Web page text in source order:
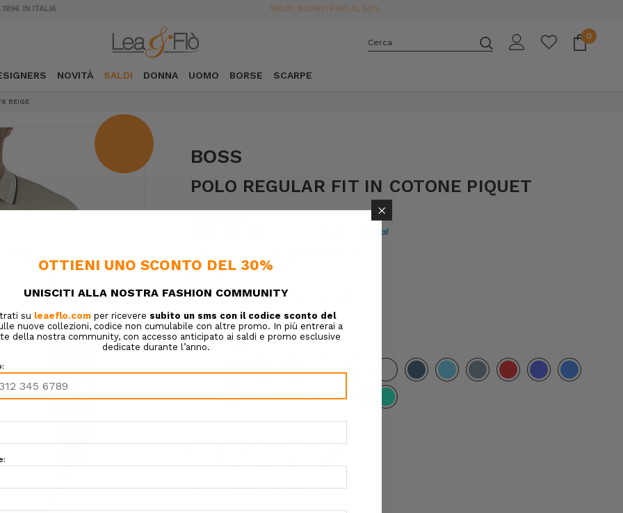
Cerca
0
NOVITÀ SALDI DONNA UOMO BORSE SCARPE
BEIGE
BOSS
POLO REGULAR FIT IN COTONE PIQUET
Confezione regalo: Opzioni disponibili
COLORE:BEIGE
ALTRI COLORI:
Hurry!
×